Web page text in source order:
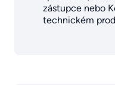
zástupce nebo
technickém